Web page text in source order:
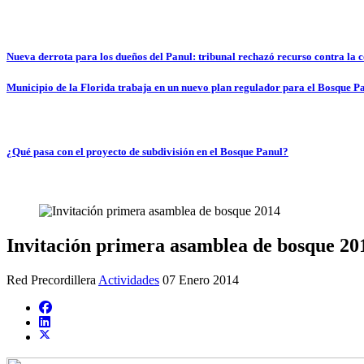
Nueva derrota para los dueños del Panul: tribunal rechazó recurso contra la
Municipio de la Florida trabaja en un nuevo plan regulador para el Bosque
¿Qué pasa con el proyecto de subdivisión en el Bosque Panul?
Invitación primera asamblea de bosque
Red Precordillera Actividades 07 Enero 2014